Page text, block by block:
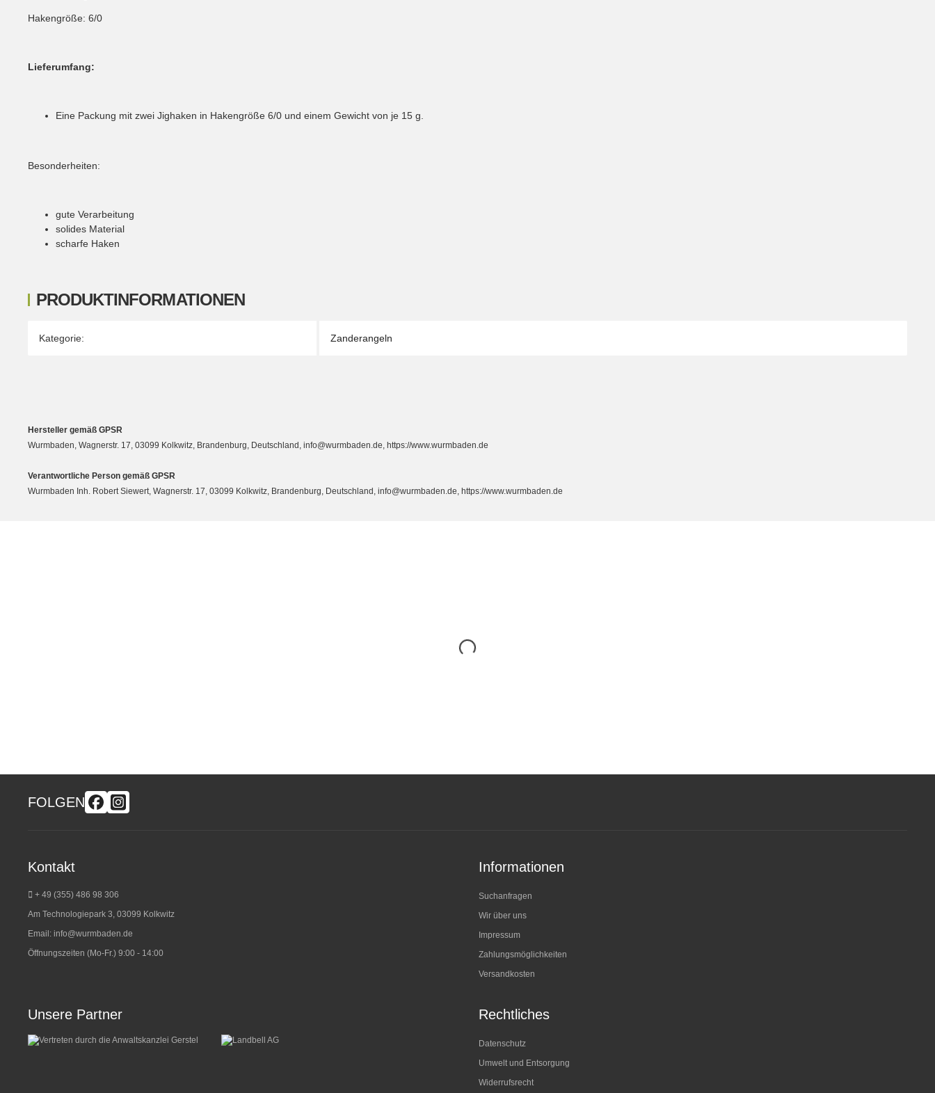
PRODUKTINFORMATIONEN
Produkteigenschaft
Wert
Kategorie: Zanderangeln
Hakengröße: 6/0
Lieferumfang:
Eine Packung mit zwei Jighaken in Hakengröße 6/0 und einem Gewicht von je 15 g.
Besonderheiten:
gute Verarbeitung
solides Material
scharfe Haken
Hersteller gemäß GPSR
Wurmbaden, Wagnerstr. 17, 03099 Kolkwitz, Brandenburg, Deutschland, info@wurmbaden.de, https://www.wurmbaden.de
Verantwortliche Person gemäß GPSR
Wurmbaden Inh. Robert Siewert, Wagnerstr. 17, 03099 Kolkwitz, Brandenburg, Deutschland, info@wurmbaden.de, https://www.wurmbaden.de
FOLGEN
Kontakt
+ 49 (355) 486 98 306
Am Technologiepark 3, 03099 Kolkwitz
Email: info@wurmbaden.de
Öffnungszeiten (Mo-Fr.) 9:00 - 14:00
Informationen
Suchanfragen
Wir über uns
Impressum
Zahlungsmöglichkeiten
Versandkosten
Unsere Partner Rechtliches
Datenschutz
Umwelt und Entsorgung
Widerrufsrecht